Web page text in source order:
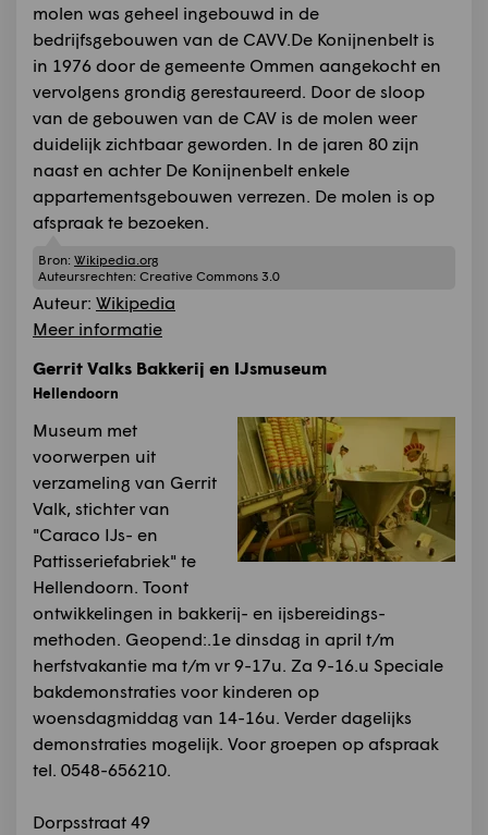
molen was geheel ingebouwd in de
bedrijfsgebouwen van de CAVV.De Konijnenbelt is
in 1976 door de gemeente Ommen aangekocht en
vervolgens grondig gerestaureerd. Door de sloop
van de gebouwen van de CAV is de molen weer
duidelijk zichtbaar geworden. In de jaren 80 zijn
naast en achter De Konijnenbelt enkele
appartementsgebouwen verrezen. De molen is op
afspraak te bezoeken.
Bron: Wikipedia.org
Auteursrechten: Creative Commons 3.0
Auteur: Wikipedia
Meer informatie
Gerrit Valks Bakkerij en IJsmuseum
Hellendoorn
Museum met
voorwerpen uit
verzameling van Gerrit
Valk, stichter van
"Caraco IJs- en
Pattisseriefabriek" te
Hellendoorn. Toont
ontwikkelingen in bakkerij- en ijsbereidings-
methoden. Geopend:.1e dinsdag in april t/m
herfstvakantie ma t/m vr 9-17u. Za 9-16.u Speciale
bakdemonstraties voor kinderen op
woensdagmiddag van 14-16u. Verder dagelijks
demonstraties mogelijk. Voor groepen op afspraak
tel. 0548-656210.
Dorpsstraat 49